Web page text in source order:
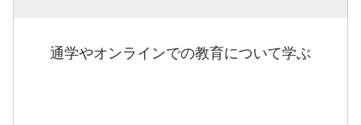
通学やオンラインでの教育について学ぶ